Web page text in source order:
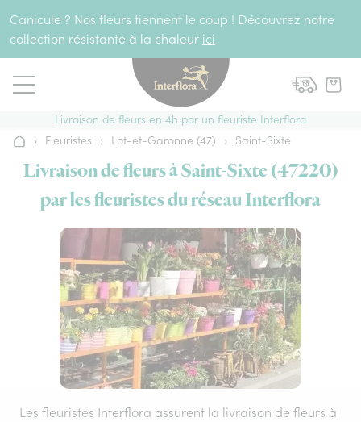
Canicule ? Nos fleurs tiennent le coup ! Découvrez notre
collection résistante à la chaleur ici
Livraison de fleurs en 4h par un fleuriste Interflora
Accueil
› Fleuristes › Lot-et-Garonne (47) › Saint-Sixte
Livraison de fleurs à Saint-Sixte (47220)
par les fleuristes du réseau Interflora
Les fleuristes Interflora assurent la livraison de fleurs à